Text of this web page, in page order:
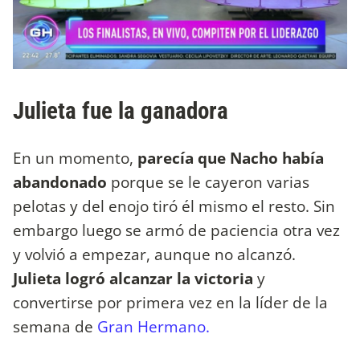
Julieta fue la ganadora
En un momento, parecía que Nacho había
abandonado porque se le cayeron varias
pelotas y del enojo tiró él mismo el resto. Sin
embargo luego se armó de paciencia otra vez
y volvió a empezar, aunque no alcanzó.
Julieta logró alcanzar la victoria y
convertirse por primera vez en la líder de la
semana de Gran Hermano.